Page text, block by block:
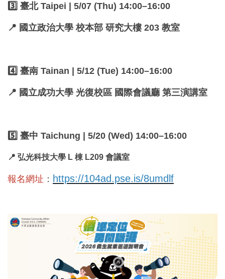
3️⃣ 臺北 Taipei | 5/07 (Thu) 14:00–16:00
📍 國立政治大學 校本部 研究大樓 203 教室
4️⃣ 臺南 Tainan | 5/12 (Tue) 14:00–16:00
📍 國立成功大學 光復校區 國際會議廳 第三演講室
5️⃣ 臺中 Taichung | 5/20 (Wed) 14:00–16:00
📍 弘光科技大學 L 棟 L209 會議室
報名網址 ： https://104ad.pse.is/8umdlf